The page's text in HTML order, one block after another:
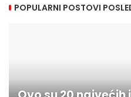
POPULARNI POSTOVI